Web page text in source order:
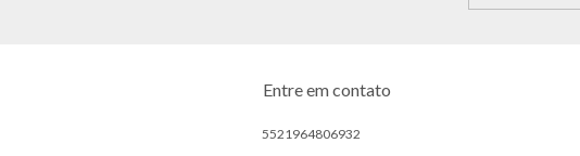
Entre em contato
5521964806932